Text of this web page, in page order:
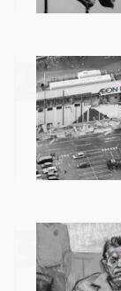
2
3